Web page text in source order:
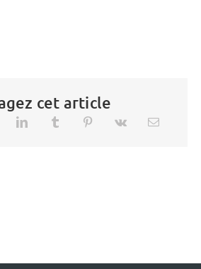
cet article